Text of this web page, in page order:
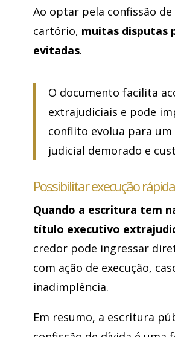
Ao optar pela confissão de
cartório, muitas disputas
evitadas.
O documento facilita
extrajudiciais e pode
conflito evolua para um
judicial demorado e
Possibilitar execução
Quando a escritura tem
título executivo
credor pode ingressar
com ação de execução,
inadimplência.
Em resumo, a escritura